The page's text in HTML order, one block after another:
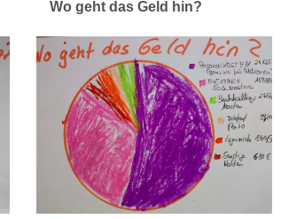
Wo geht das Geld hin?